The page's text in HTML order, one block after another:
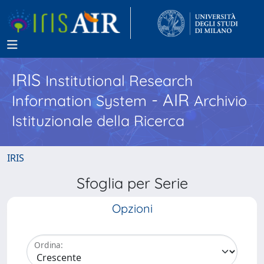
IRISInstitutional Research
Information System - AIR Archivio
Istituzionale della Ricerca
IRIS
Sfoglia per Serie
Opzioni
Ordina: